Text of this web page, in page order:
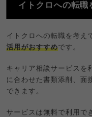
イトクロへの転職
イトクロへの転職を考え
活用がおすすめです。
キャリア相談サービスを
に合わせた書類添削、面
できます。
サービスは無料で利用で